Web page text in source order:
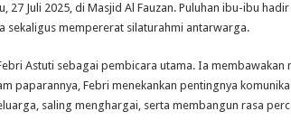
27 Juli 2025, di Masjid Al Fauzan. Puluhan ibu-ibu
sekaligus mempererat silaturahmi antarwarga.
Astuti sebagai pembicara utama. Ia membawakan
paparannya, Febri menekankan pentingnya
saling menghargai, serta membangun rasa